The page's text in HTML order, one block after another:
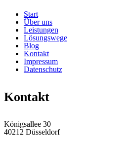
Start
Über uns
Leistungen
Lösungswege
Blog
Kontakt
Impressum
Datenschutz
Kontakt
Königsallee 30
40212 Düsseldorf